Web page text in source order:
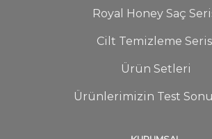
Royal Honey Saç
Cilt Temizleme
Ürün Setleri
Ürünlerimizin Test